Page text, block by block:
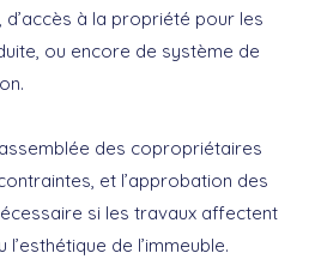
à la propriété pour les
ou encore de système de
des copropriétaires
et l’approbation des
si les travaux affectent
de l’immeuble.